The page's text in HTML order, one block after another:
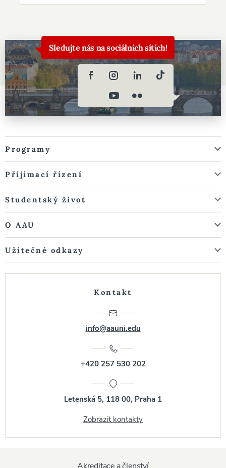
Sledujte nás na sociálních sítích!
Programy
Přijímací řízení
Studentský život
O AAU
Užitečné odkazy
Kontakt
info@aauni.edu
+420 257 530 202
Letenská 5, 118 00, Praha 1
Zobrazit kontakty